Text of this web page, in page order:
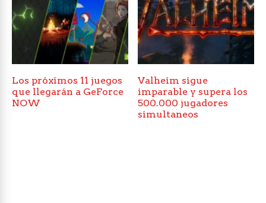
Los próximos 11 juegos
que llegarán a GeForce
NOW
Valheim sigue
imparable y supera los
500.000 jugadores
simultaneos